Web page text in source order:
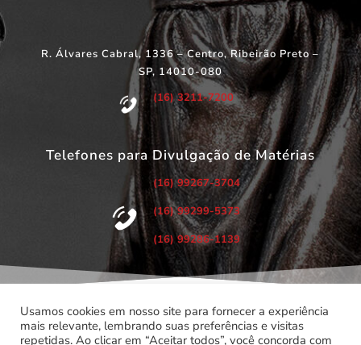
R. Álvares Cabral, 1336 – Centro, Ribeirão Preto –
SP, 14010-080
(16) 3211-7200
Telefones para Divulgação de Matérias
(16) 99267-3704
(16) 99299-5373
(16) 99286-1139
Usamos cookies em nosso site para fornecer a experiência
mais relevante, lembrando suas preferências e visitas
repetidas. Ao clicar em “Aceitar todos”, você concorda com